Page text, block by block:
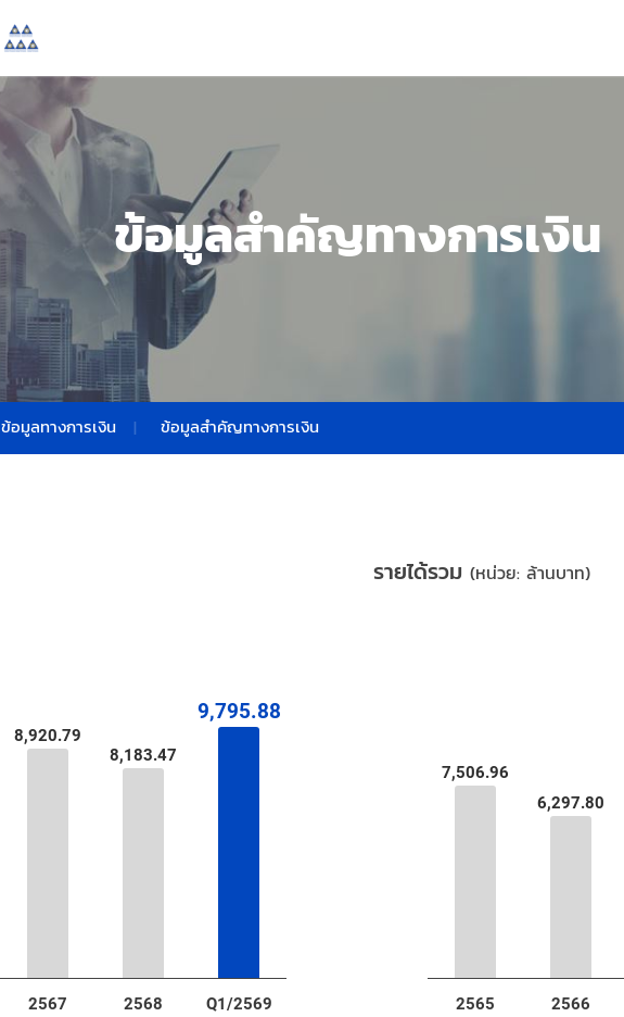
ข้อมูลสำคัญทางการเงิน
ข้อมูลทางการเงิน ข้อมูลสำคัญทางการเงิน
8,920.79
8,920.79
8,183.47
8,183.47
9,795.88
9,795.88
2567 2568 Q1/2569
รายได้รวม (หน่วย: ล้านบาท)
7,506.96
7,506.96
6,297.80
6,297.80
2565 2566